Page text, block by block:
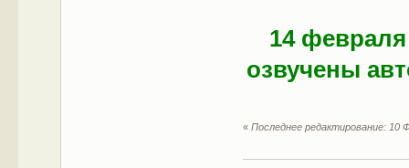
14
озвучены
«Последнее редактирование: 10